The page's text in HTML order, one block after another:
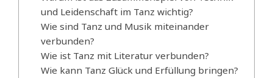
und Leidenschaft im Tanz wichtig?
Wie sind Tanz und Musik miteinander
verbunden?
Wie ist Tanz mit Literatur verbunden?
Wie kann Tanz Glück und Erfüllung bringen?